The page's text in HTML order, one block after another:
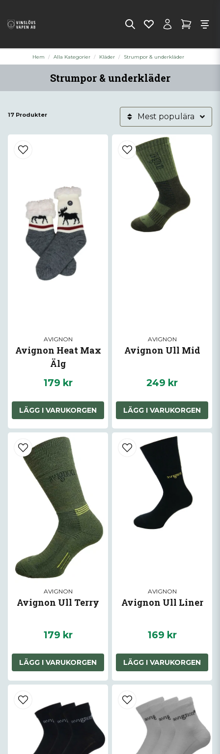
Hem Alla Kategorier Kläder Strumpor & underkläder
Strumpor & underkläder
17 Produkter Mest populära
AVIGNON
Avignon Heat Max
Älg
179 kr
LÄGG I VARUKORGEN
AVIGNON
Avignon Ull Mid
249 kr
LÄGG I VARUKORGEN
AVIGNON
Avignon Ull Terry
179 kr
LÄGG I VARUKORGEN
AVIGNON
Avignon Ull Liner
169 kr
LÄGG I VARUKORGEN